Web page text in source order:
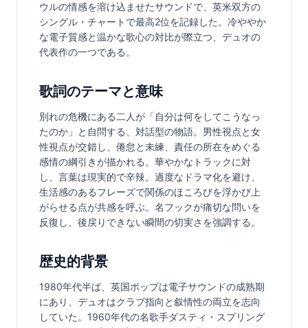
ウルの情感を溶け込ませたサウンドで、英米双方の
シングル・チャートで最高2位を記録した。冷ややか
な電子質感と温かな歌心の対比が際立つ、デュオの
代表作の一つである。
歌詞のテーマと意味
別れの危機にある二人が「自分は何をしてこうなっ
たのか」と自問する、対話型の物語。男性視点と女
性視点が交錯し、倦怠と未練、責任の所在をめぐる
感情の綱引きが描かれる。華やかなトラックに対
し、言葉は現実的で辛辣。過度なドラマ化を避け、
生活感のあるフレーズで関係のほころびを浮かび上
がらせる点が共感を呼ぶ。名フックが痛切な問いを
反復し、後戻りできない瞬間の切実さを強調する。
歴史的背景
1980年代半ば、英国ポップは電子サウンドの成熟期
にあり、デュオはクラブ指向と叙情性の両立を志向
していた。1960年代の名歌手ダスティ・スプリング